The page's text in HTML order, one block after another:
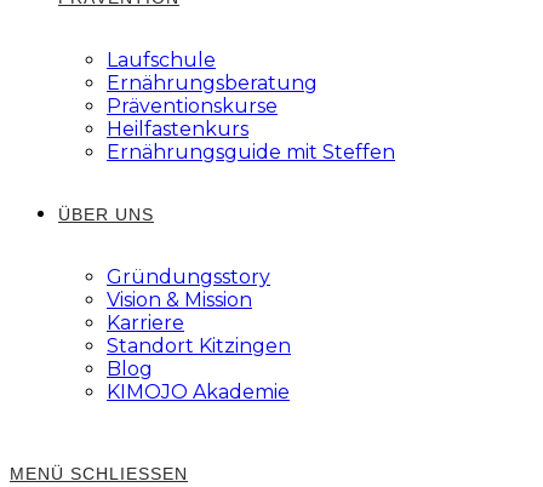
Laufschule
Ernährungsberatung
Präventionskurse
Heilfastenkurs
Ernährungsguide mit Steffen
ÜBER UNS
Gründungsstory
Vision & Mission
Karriere
Standort Kitzingen
Blog
KIMOJO Akademie
MENÜ SCHLIESSEN